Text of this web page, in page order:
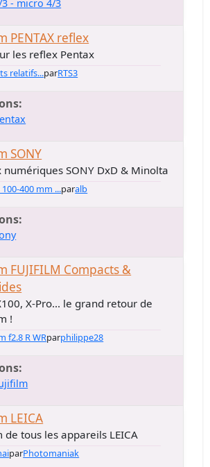
3 - micro 4/3
PENTAX reflex
les reflex Pentax
relatifs...parRTS3
SONY
numériques SONY DxD & Minolta
100-400 mm ...paralb
FUJIFILM Compacts &
X-Pro... le grand retour de
!
f2.8 R WRparphilippe28
LEICA
de tous les appareils LEICA
parPhotomaniak